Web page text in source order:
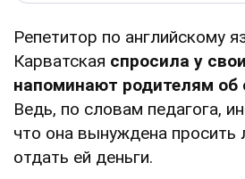
Репетитор по английскому
Карватская спросила у
напоминают родителям об
Ведь, по словам педагога,
что она вынуждена просить
отдать ей деньги.